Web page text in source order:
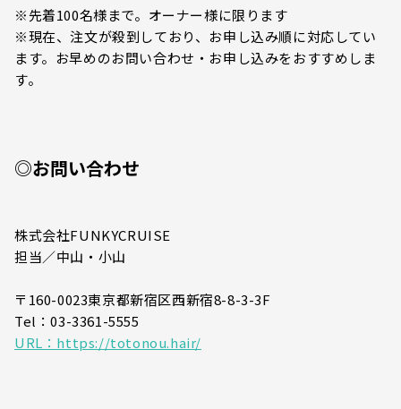
※先着100名様まで。オーナー様に限ります
※現在、注文が殺到しており、お申し込み順に対応してい
ます。お早めのお問い合わせ・お申し込みをおすすめしま
す。
◎お問い合わせ
株式会社FUNKYCRUISE
担当／中山・小山
〒160-0023東京都新宿区西新宿8-8-3-3F
Tel：03-3361-5555
URL：https://totonou.hair/